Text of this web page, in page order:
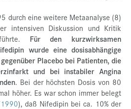
durch eine weitere Metaanalyse (8)
intensiven Diskussion und Kritik
Für den kurzwirksamen
wurde eine dosisabhängige
Placebo bei Patienten, die
und bei instabiler Angina
. Bei der höchsten Dosis von 80
höher. Es war schon immer belegt
), daß Nifedipin bei ca. 10% der